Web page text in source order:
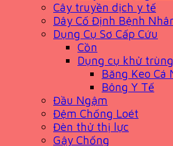
Cây truyền dịch y tế
Dây Cố Định Bệnh
Dụng Cụ Sơ Cấp Cứu
Cồn
Dụng cụ khử
Băng Keo Cá
Bông Y Tế
Đầu Ngậm
Đệm Chống Loét
Đèn thử thị lực
Gậy Chống